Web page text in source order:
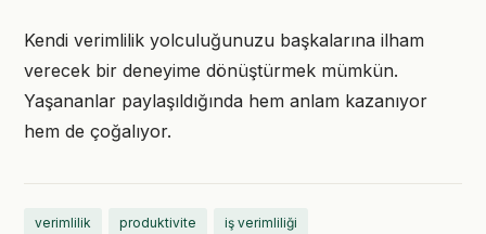
Kendi verimlilik yolculuğunuzu başkalarına ilham
verecek bir deneyime dönüştürmek mümkün.
Yaşananlar paylaşıldığında hem anlam kazanıyor
hem de çoğalıyor.
verimlilik produktivite iş verimliliği